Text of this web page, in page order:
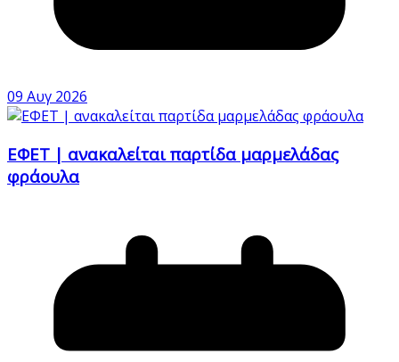
09 Αυγ 2026
ΕΦΕΤ | ανακαλείται παρτίδα μαρμελάδας
φράουλα